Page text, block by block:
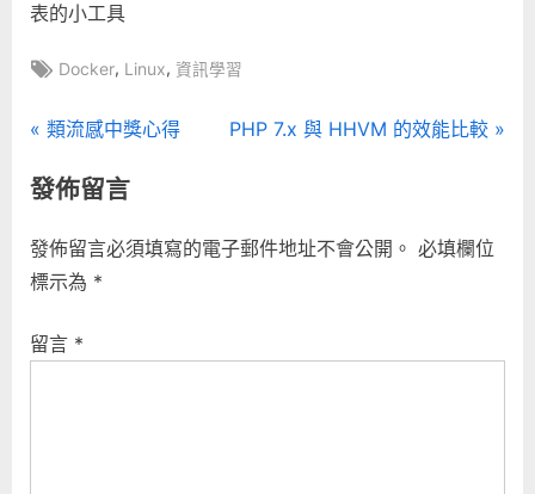
表的小工具
Tags:
Docker, Linux,資訊學習
文
章
導
覽
P
e
i
o
s
類流感中獎心得
N
P
t
PHP 7.x 與 HHVM 的效能比較
發佈留言
發佈留言必須填寫的電子郵件地址不會公開。 必填欄位
標示為 *
留言 *